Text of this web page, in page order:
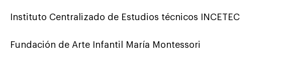
Instituto Centralizado de Estudios técnicos INCETEC
Fundación de Arte Infantil María Montessori